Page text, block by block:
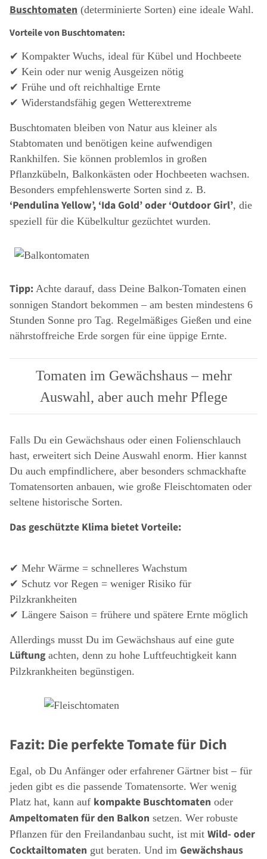
Buschtomaten (determinierte Sorten) eine ideale Wahl.
Vorteile von Buschtomaten:
✔ Kompakter Wuchs, ideal für Kübel und Hochbeete
✔ Kein oder nur wenig Ausgeizen nötig
✔ Frühe und oft reichhaltige Ernte
✔ Widerstandsfähig gegen Wetterextreme
Buschtomaten bleiben von Natur aus kleiner als
Stabtomaten und benötigen keine aufwendigen
Rankhilfen. Sie können problemlos in großen
Pflanzkübeln, Balkonkästen oder Hochbeeten wachsen.
Besonders empfehlenswerte Sorten sind z. B.
‘Pendulina Yellow’, ‘Ida Gold’ oder ‘Outdoor Girl’, die
speziell für die Kübelkultur gezüchtet wurden.
Tipp: Achte darauf, dass Deine Balkon-Tomaten einen
sonnigen Standort bekommen – am besten mindestens 6
Stunden Sonne pro Tag. Regelmäßiges Gießen und eine
nährstoffreiche Erde sorgen für eine üppige Ernte.
Tomaten im Gewächshaus – mehr
Auswahl, aber auch mehr Pflege
Falls Du ein Gewächshaus oder einen Folienschlauch
hast, erweitert sich Deine Auswahl enorm. Hier kannst
Du auch empfindlichere, aber besonders schmackhafte
Tomatensorten anbauen, wie große Fleischtomaten oder
seltene historische Sorten.
Das geschützte Klima bietet Vorteile:
✔ Mehr Wärme = schnelleres Wachstum
✔ Schutz vor Regen = weniger Risiko für
Pilzkrankheiten
✔ Längere Saison = frühere und spätere Ernte möglich
Allerdings musst Du im Gewächshaus auf eine gute
Lüftung achten, denn zu hohe Luftfeuchtigkeit kann
Pilzkrankheiten begünstigen.
Fazit: Die perfekte Tomate für Dich
Egal, ob Du Anfänger oder erfahrener Gärtner bist – für
jeden gibt es die passende Tomatensorte. Wer wenig
Platz hat, kann auf kompakte Buschtomaten oder
Ampeltomaten für den Balkon setzen. Wer robuste
Pflanzen für den Freilandanbau sucht, ist mit Wild- oder
Cocktailtomaten gut beraten. Und im Gewächshaus